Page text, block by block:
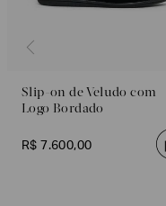
Slip-on de Veludo com
Logo Bordado
R$ 7 .600,00